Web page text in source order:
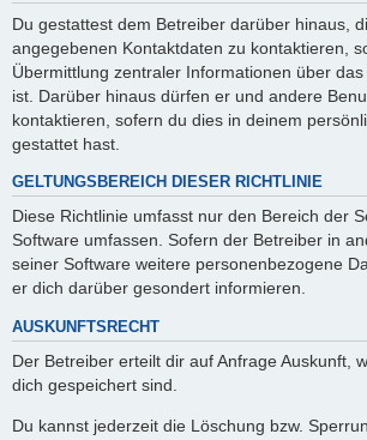
Du gestattest dem Betreiber darüber hinaus,
angegebenen Kontaktdaten zu kontaktieren,
Übermittlung zentraler Informationen über
ist. Darüber hinaus dürfen er und andere
kontaktieren, sofern du dies in deinem
gestattet hast.
GELTUNGSBEREICH DIESER RICHTLINIE
Diese Richtlinie umfasst nur den Bereich der
Software umfassen. Sofern der Betreiber in
seiner Software weitere personenbezogene
er dich darüber gesondert informieren.
AUSKUNFTSRECHT
Der Betreiber erteilt dir auf Anfrage Auskunft,
dich gespeichert sind.
Du kannst jederzeit die Löschung bzw.